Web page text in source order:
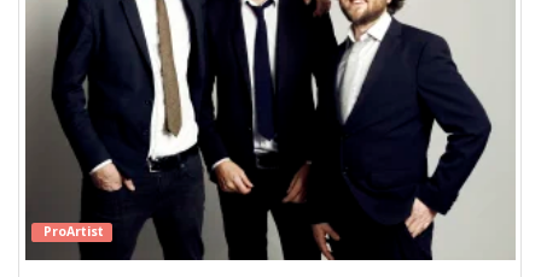
ProArtist